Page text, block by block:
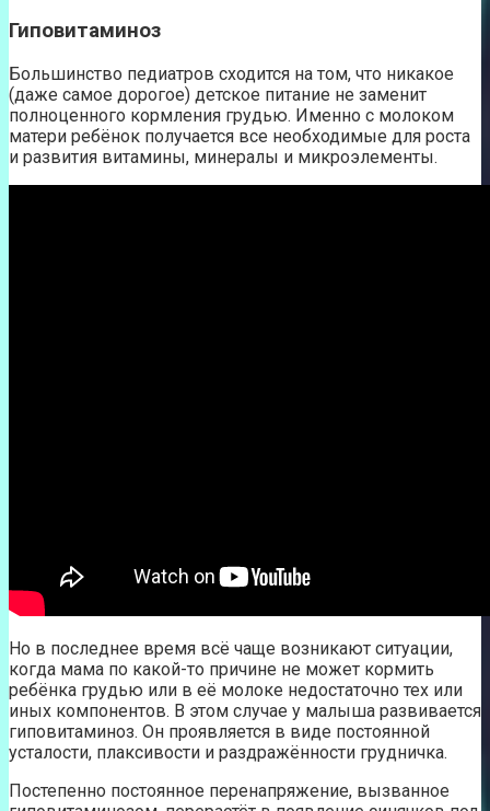
Гиповитаминоз
Большинство педиатров сходится на том, что никакое
(даже самое дорогое) детское питание не заменит
полноценного кормления грудью. Именно с молоком
матери ребёнок получается все необходимые для роста
и развития витамины, минералы и микроэлементы.
Но в последнее время всё чаще возникают ситуации,
когда мама по какой-то причине не может кормить
ребёнка грудью или в её молоке недостаточно тех или
иных компонентов. В этом случае у малыша развивается
гиповитаминоз. Он проявляется в виде постоянной
усталости, плаксивости и раздражённости грудничка.
Постепенно постоянное перенапряжение, вызванное